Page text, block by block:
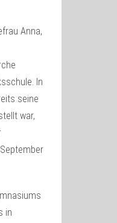
Anna,
In
seine
war,
in